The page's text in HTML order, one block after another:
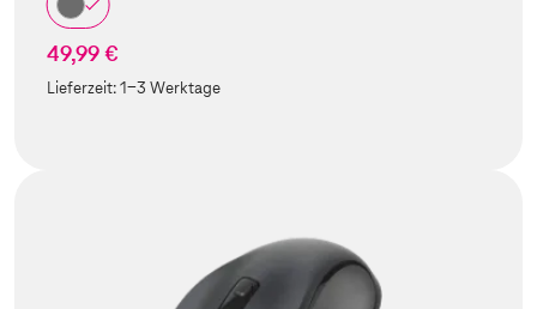
49,99 €
Lieferzeit:1-3 Werktage